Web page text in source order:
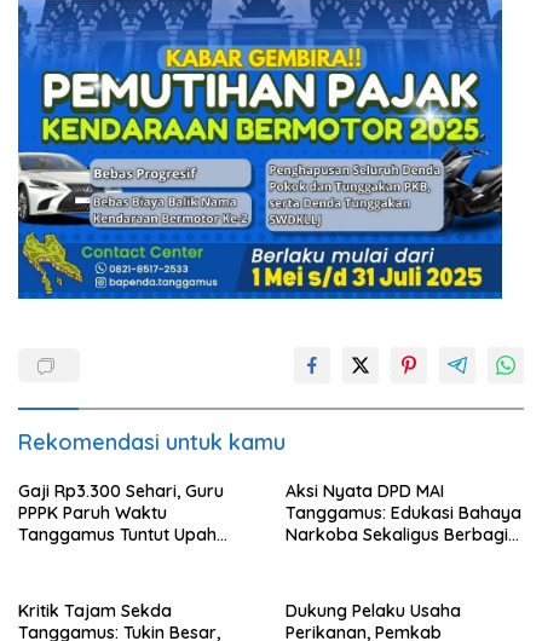
Rekomendasi untuk kamu
Gaji Rp3.300 Sehari, Guru
PPPK Paruh Waktu
Tanggamus Tuntut Upah
Aksi Nyata DPD MAI
Tanggamus: Edukasi Bahaya
Narkoba Sekaligus Berbagi
Kritik Tajam Sekda
Tanggamus: Tukin Besar,
Dukung Pelaku Usaha
Perikanan, Pemkab